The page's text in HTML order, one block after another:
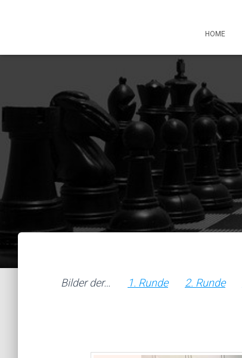
HOME
Bilder der… 1. Runde 2. Runde